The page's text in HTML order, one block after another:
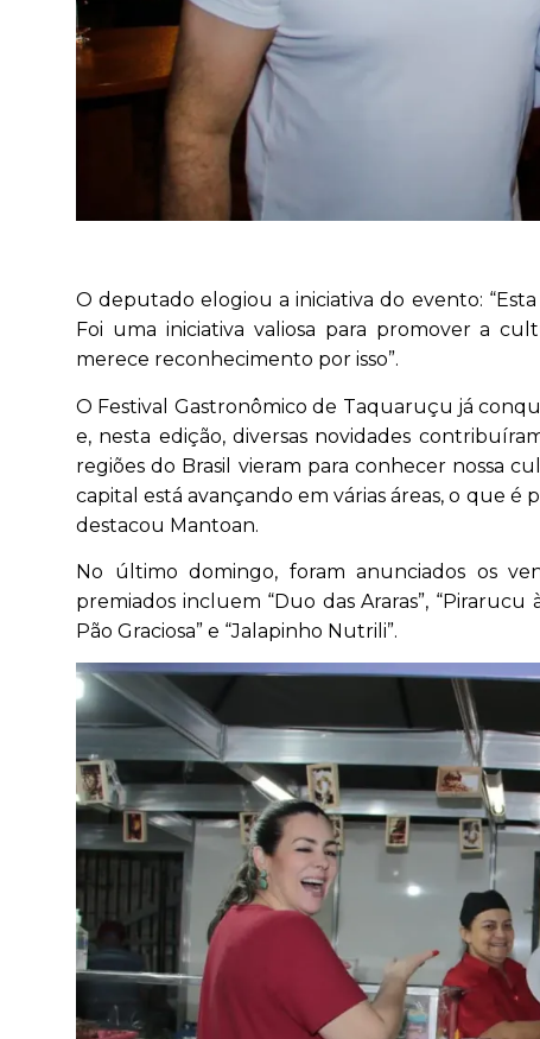
O deputado elogiou a iniciativa do evento:
Foi uma iniciativa valiosa para promover a
merece reconhecimento por isso”.
O Festival Gastronômico de Taquaruçu já
e, nesta edição, diversas novidades
regiões do Brasil vieram para conhecer nossa
capital está avançando em várias áreas, o que é
destacou Mantoan.
No último domingo, foram anunciados os
premiados incluem “Duo das Araras”, “Pirarucu
Pão Graciosa” e “Jalapinho Nutrili”.